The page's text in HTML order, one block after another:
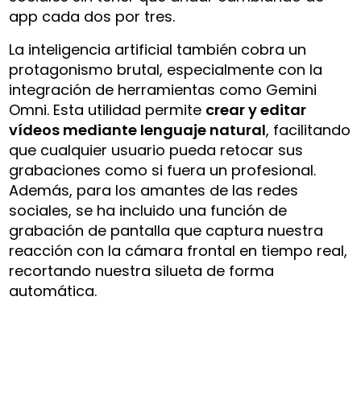
app cada dos por tres.
La inteligencia artificial también cobra un
protagonismo brutal, especialmente con la
integración de herramientas como Gemini
Omni. Esta utilidad permite crear y editar
vídeos mediante lenguaje natural, facilitando
que cualquier usuario pueda retocar sus
grabaciones como si fuera un profesional.
Además, para los amantes de las redes
sociales, se ha incluido una función de
grabación de pantalla que captura nuestra
reacción con la cámara frontal en tiempo real,
recortando nuestra silueta de forma
automática.